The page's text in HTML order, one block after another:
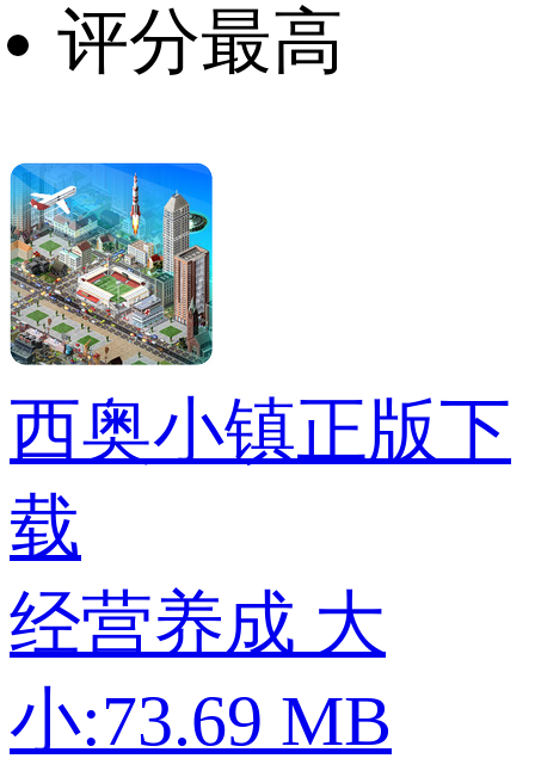
评分最高
西奥小镇正版下
载
经营养成 大
小:73.69 MB